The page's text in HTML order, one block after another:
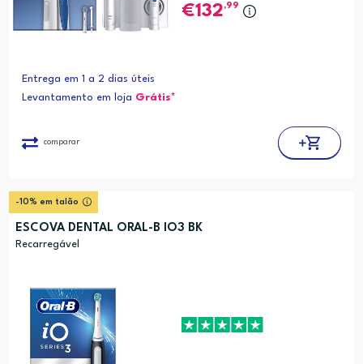
132,99
Entrega em 1 a 2 dias úteis
Levantamento em loja Grátis*
comparar
-10% em talão
ESCOVA DENTAL ORAL-B IO3 BK
Recarregável